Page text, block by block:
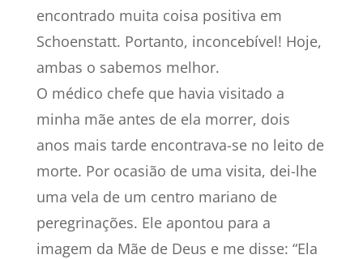
encontrado muita coisa positiva em
Schoenstatt. Portanto, inconcebível! Hoje,
ambas o sabemos melhor.
O médico chefe que havia visitado a
minha mãe antes de ela morrer, dois
anos mais tarde encontrava-se no leito de
morte. Por ocasião de uma visita, dei-lhe
uma vela de um centro mariano de
peregrinações. Ele apontou para a
imagem da Mãe de Deus e me disse: “Ela